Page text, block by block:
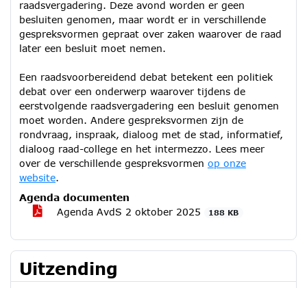
raadsvergadering. Deze avond worden er geen
besluiten genomen, maar wordt er in verschillende
gespreksvormen gepraat over zaken waarover de raad
later een besluit moet nemen.
Een raadsvoorbereidend debat betekent een politiek
debat over een onderwerp waarover tijdens de
eerstvolgende raadsvergadering een besluit genomen
moet worden. Andere gespreksvormen zijn de
rondvraag, inspraak, dialoog met de stad, informatief,
dialoog raad-college en het intermezzo. Lees meer
over de verschillende gespreksvormen op onze
website.
Agenda documenten
Agenda AvdS 2 oktober 2025
188 KB
Uitzending